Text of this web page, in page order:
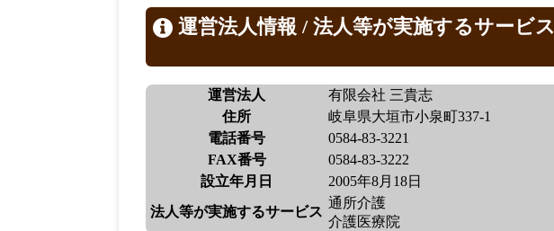
運営法人情報 / 法人等が実施するサービス
運営法人
有限会社 三貴志
住所
岐阜県大垣市小泉町337-1
電話番号
0584-83-3221
FAX番号
0584-83-3222
設立年月日
2005年8月18日
法人等が実施するサービス
通所介護
介護医療院